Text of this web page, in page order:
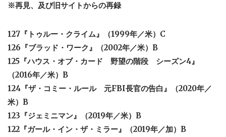
※再見、及び旧サイトからの再録
127『トゥルー・クライム』（1999年／米）C
126『ブラッド・ワーク』（2002年／米）B
125『ハウス・オブ・カード 野望の階段 シーズン4』
（2016年／米）B
124『ザ・コミー・ルール 元FBI長官の告白』（2020年／
米）B
123『ジェミニマン』（2019年／米）B
122『ガール・イン・ザ・ミラー』（2019年／加）B